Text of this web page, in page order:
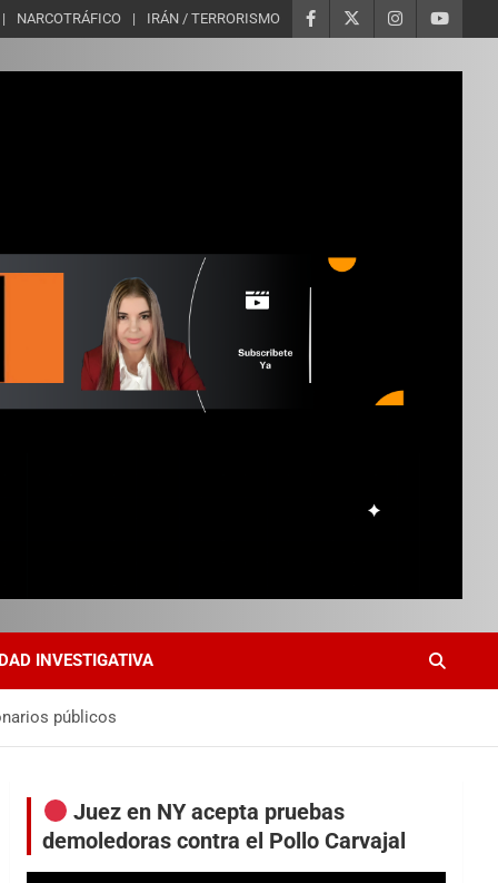
NARCOTRÁFICO IRÁN / TERRORISMO
INVESTIGATIVA
públicos
Juez en NY acepta pruebas
demoledoras contra el Pollo Carvajal